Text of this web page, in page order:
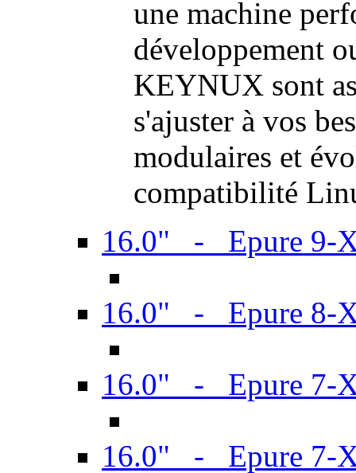
une machine
développement
KEYNUX sont
s'ajuster à vos
modulaires et
compatibilité
16.0" - Epure 9-
16.0" - Epure 8-
16.0" - Epure 7-
16.0" - Epure 7-